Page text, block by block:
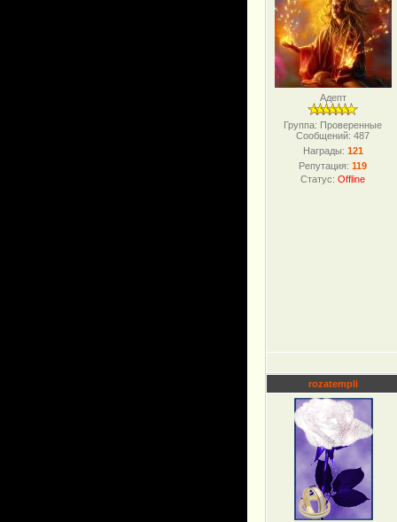
Адепт
Группа: Проверенные
Сообщений:487
Награды: 121
Репутация:119
Статус:Offline
rozatempli